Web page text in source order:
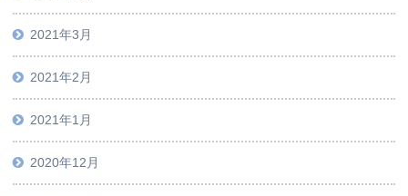
2021年3月
2021年2月
2021年1月
2020年12月